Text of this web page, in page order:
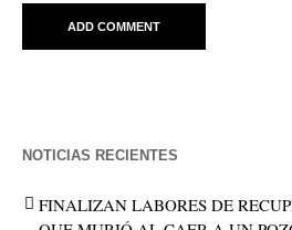
NOTICIAS RECIENTES
FINALIZAN LABORES DE